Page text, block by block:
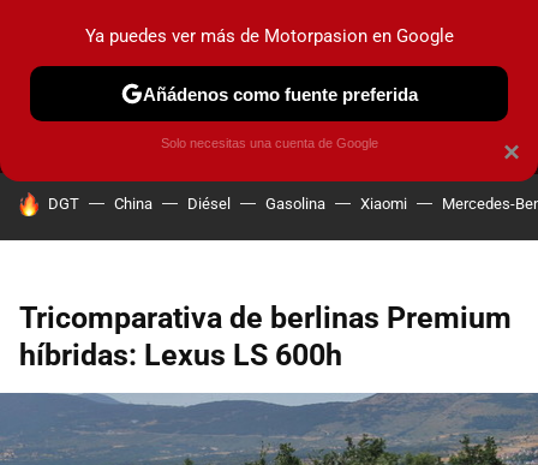
MENÚ NUEVO
COCHES ELÉCTRICOS OBSERVATORIO
HOY SE HABLA DE
DGT China Diésel Gasolina Xiaomi Mercedes-
Tricomparativa de berlinas Premium
híbridas: Lexus LS 600h
×
Ya puedes ver más de Motorpasion en Google
Añádenos como fuente preferida
Solo necesitas una cuenta de Google